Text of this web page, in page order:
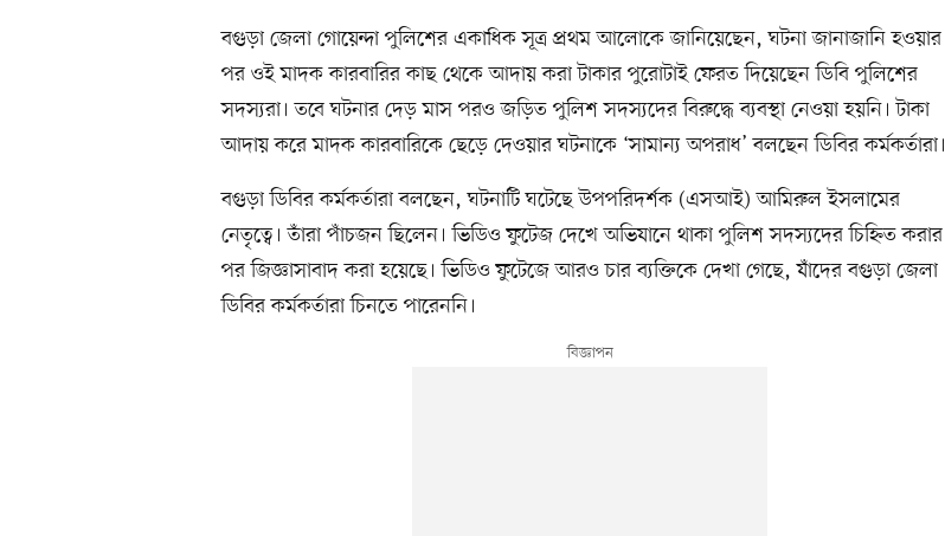
বগুড়া জেলা গোয়েন্দা পুলিশের একাধিক সূত্র প্রথম আলোকে জানিয়েছেন, ঘটনা জানাজানি হওয়ার
পর ওই মাদক কারবারির কাছ থেকে আদায় করা টাকার পুরোটাই ফেরত দিয়েছেন ডিবি পুলিশের
সদস্যরা। তবে ঘটনার দেড় মাস পরও জড়িত পুলিশ সদস্যদের বিরুদ্ধে ব্যবস্থা নেওয়া হয়নি। টাকা
আদায় করে মাদক কারবারিকে ছেড়ে দেওয়ার ঘটনাকে ‘সামান্য অপরাধ’ বলছেন ডিবির কর্মকর্তারা।
বগুড়া ডিবির কর্মকর্তারা বলছেন, ঘটনাটি ঘটেছে উপপরিদর্শক (এসআই) আমিরুল ইসলামের
নেতৃত্বে। তাঁরা পাঁচজন ছিলেন। ভিডিও ফুটেজ দেখে অভিযানে থাকা পুলিশ সদস্যদের চিহ্নিত করার
পর জিজ্ঞাসাবাদ করা হয়েছে। ভিডিও ফুটেজে আরও চার ব্যক্তিকে দেখা গেছে, যাঁদের বগুড়া জেলা
ডিবির কর্মকর্তারা চিনতে পারেননি।